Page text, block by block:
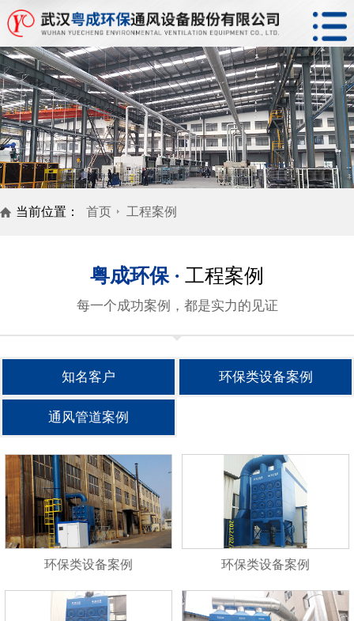
当前位置： 首页 工程案例
粤成环保 · 工程案例
每一个成功案例，都是实力的见证
知名客户 环保类设备案例
通风管道案例
环保类设备案例 环保类设备案例